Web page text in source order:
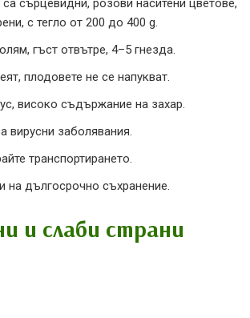
с тегло от 200 до 400 g.
гъст отвътре, 4–5 гнезда.
плодовете не се напукват.
високо съдържание на захар.
вирусни заболявания.
транспортирането.
на дългосрочно съхранение.
и слаби страни